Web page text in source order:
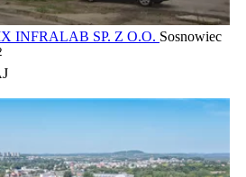
INFRALAB SP. Z O.O. Sosnowiec